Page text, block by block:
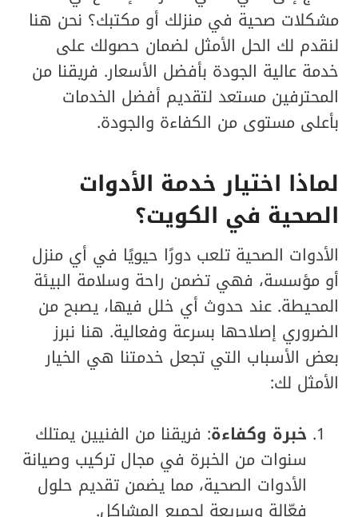
مشكلات صحية في منزلك أو مكتبك؟ نحن هنا
لنقدم لك الحل الأمثل لضمان حصولك على
خدمة عالية الجودة بأفضل الأسعار. فريقنا من
المحترفين مستعد لتقديم أفضل الخدمات
بأعلى مستوى من الكفاءة والجودة.
لماذا اختيار خدمة الأدوات
الصحية في الكويت؟
الأدوات الصحية تلعب دورًا حيويًا في أي منزل
أو مؤسسة، فهي تضمن راحة وسلامة البيئة
المحيطة. عند حدوث أي خلل فيها، يصبح من
الضروري إصلاحها بسرعة وفعالية. هنا نبرز
بعض الأسباب التي تجعل خدمتنا هي الخيار
الأمثل لك:
خبرة وكفاءة: فريقنا من الفنيين يمتلك
سنوات من الخبرة في مجال تركيب وصيانة
الأدوات الصحية، مما يضمن تقديم حلول